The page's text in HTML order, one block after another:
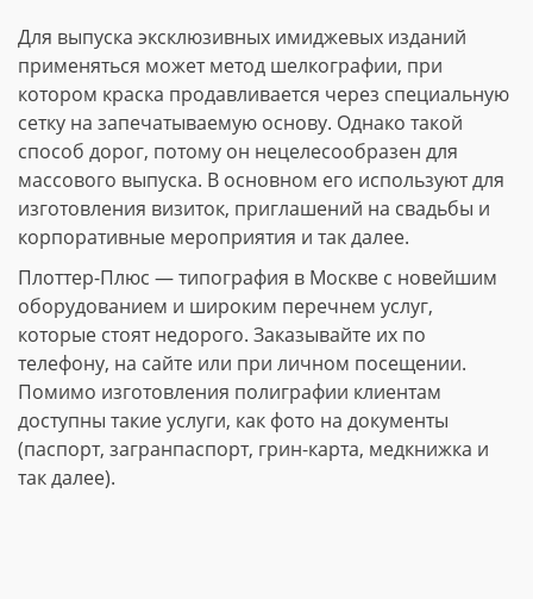
Для выпуска эксклюзивных имиджевых изданий
применяться может метод шелкографии, при
котором краска продавливается через специальную
сетку на запечатываемую основу. Однако такой
способ дорог, потому он нецелесообразен для
массового выпуска. В основном его используют для
изготовления визиток, приглашений на свадьбы и
корпоративные мероприятия и так далее.
Плоттер-Плюс — типография в Москве с новейшим
оборудованием и широким перечнем услуг,
которые стоят недорого. Заказывайте их по
телефону, на сайте или при личном посещении.
Помимо изготовления полиграфии клиентам
доступны такие услуги, как фото на документы
(паспорт, загранпаспорт, грин-карта, медкнижка и
так далее).